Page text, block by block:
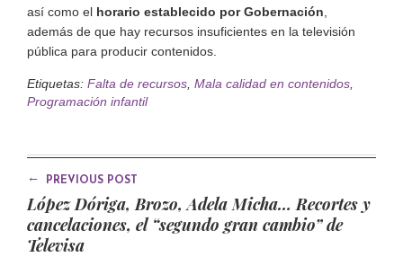
así como el horario establecido por Gobernación
además de que hay recursos insuficientes en la televisión
pública para producir contenidos.
Etiquetas: Falta de recursos Mala calidad en contenidos
Programación infantil
← PREVIOUS POST
López Dóriga, Brozo, Adela Micha… Recortes y
cancelaciones, el “segundo gran cambio” de
Televisa